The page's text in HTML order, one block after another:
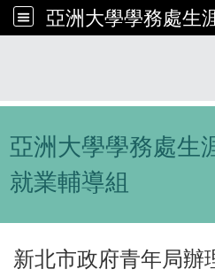
亞洲大學學務處生
亞洲大學學務處生
就業輔導組
新北市政府青年局辦